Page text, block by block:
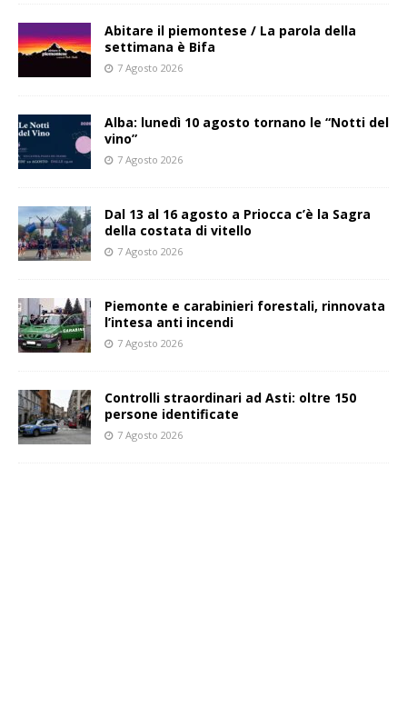
Abitare il piemontese / La parola della
settimana è Bifa
7 Agosto 2026
Alba: lunedì 10 agosto tornano le “Notti del
vino”
7 Agosto 2026
Dal 13 al 16 agosto a Priocca c’è la Sagra
della costata di vitello
7 Agosto 2026
Piemonte e carabinieri forestali, rinnovata
l’intesa anti incendi
7 Agosto 2026
Controlli straordinari ad Asti: oltre 150
persone identificate
7 Agosto 2026